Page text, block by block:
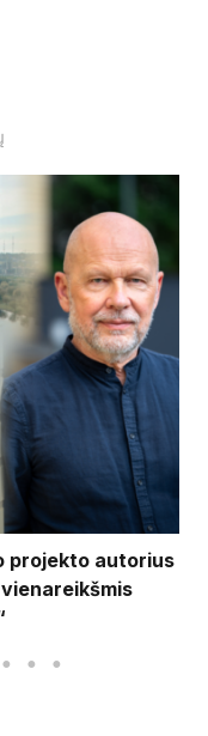
projekto autorius